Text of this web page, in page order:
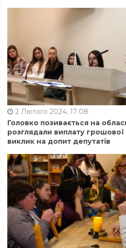
2 Лютого 2024, 17:08
Головко позивається на
розглядали виплату грошової
виклик на допит депутатів